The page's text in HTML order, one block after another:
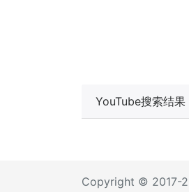
YouTube搜索结果
Copyright © 2017-